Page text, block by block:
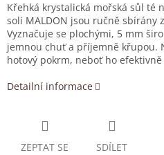
Křehká krystalická mořská sůl té
soli MALDON jsou ručně sbírány
Vyznačuje se plochými, 5 mm
jemnou chuť a příjemně křupou.
hotový pokrm, neboť ho
Detailní informace
ZEPTAT SE SDÍLET